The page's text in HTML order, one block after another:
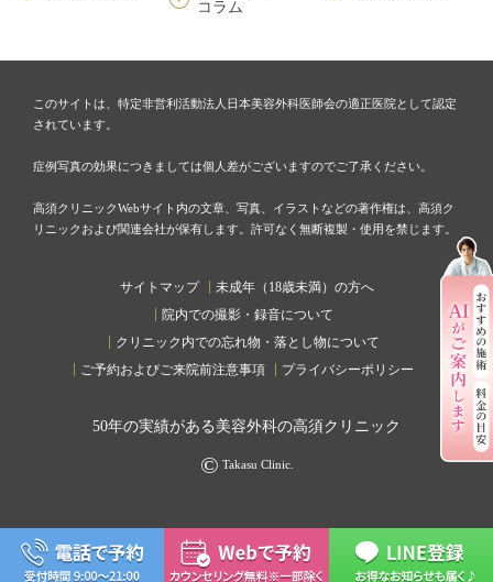
コラム
このサイトは、特定非営利活動法人日本美容外科医師会の適正医院として認定
されています。
症例写真の効果につきましては個人差がございますのでご了承ください。
高須クリニックWebサイト内の文章、写真、イラストなどの著作権は、高須ク
リニックおよび関連会社が保有します。許可なく無断複製・使用を禁じます。
サイトマップ
未成年（18歳未満）の方へ
院内での撮影・録音について
クリニック内での忘れ物・落とし物について
ご予約およびご来院前注意事項
プライバシーポリシー
50年の実績がある美容外科の高須クリニック
© Takasu Clinic.